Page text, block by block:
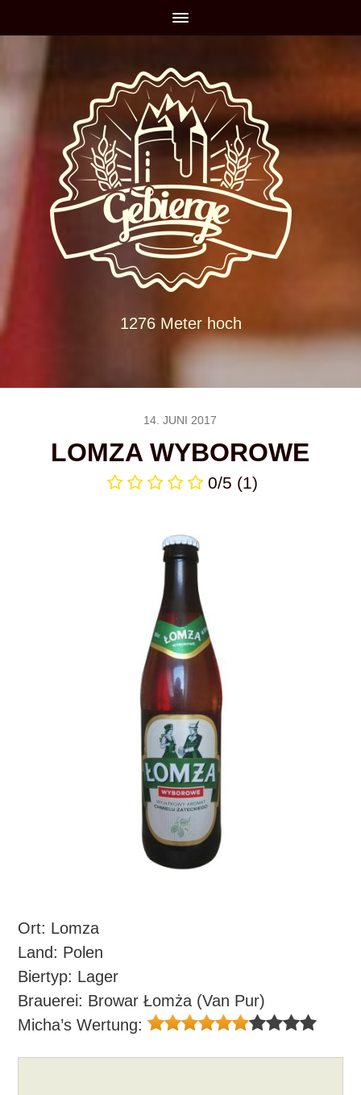
1276 Meter hoch
14. JUNI 2017
LOMZA WYBOROWE
0/5 (1)
Ort: Lomza
Land: Polen
Biertyp: Lager
Brauerei: Browar Łomża (Van Pur)
Micha’s Wertung: